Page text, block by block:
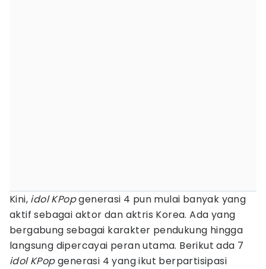
Kini, idol KPopgenerasi 4 pun mulai banyak yang
aktif sebagai aktor dan aktris Korea. Ada yang
bergabung sebagai karakter pendukung hingga
langsung dipercayai peran utama. Berikut ada 7
idol KPopgenerasi 4 yang ikut berpartisipasi